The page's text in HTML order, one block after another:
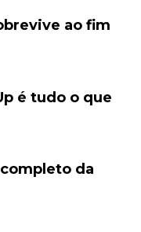
ao fim
é tudo o que
da